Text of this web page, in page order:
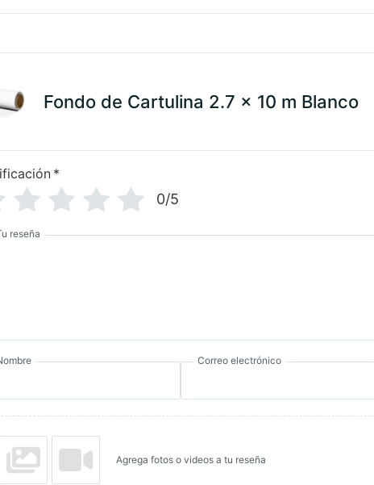
Fondo de Cartulina 2.7 x 10 m Blanco
*
0/5
reseña
Correo electrónico
Agrega fotos o videos a tu reseña